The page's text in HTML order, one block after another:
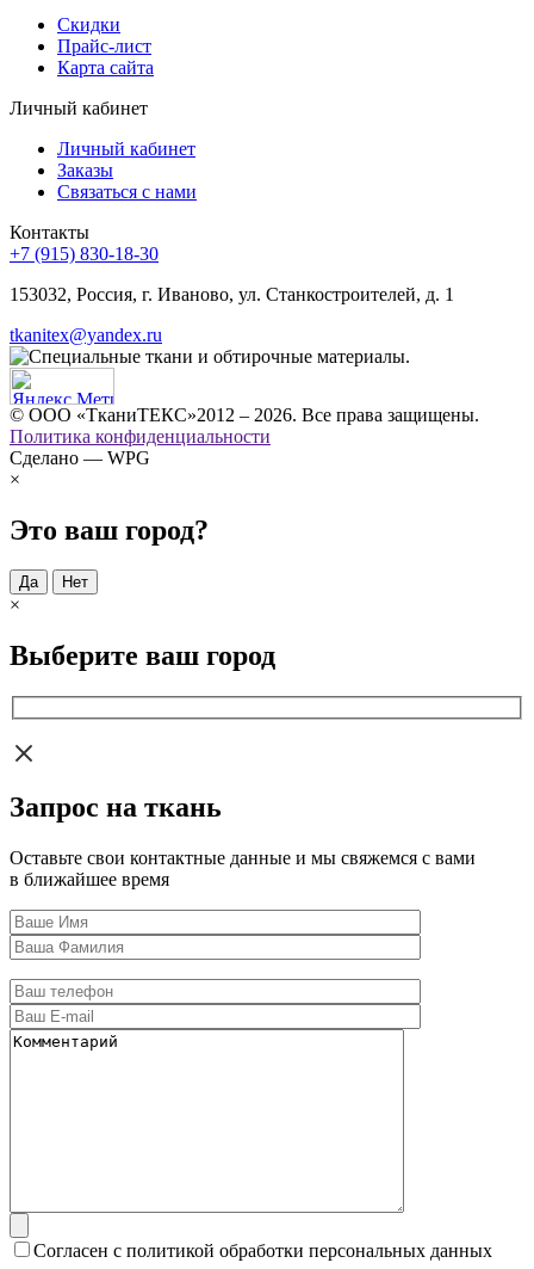
Скидки
Прайс-лист
Карта сайта
Личный кабинет
Личный кабинет
Заказы
Связаться с нами
Контакты
+7 (915) 830-18-30
153032, Россия, г. Иваново, ул. Станкостроителей, д. 1
tkanitex@yandex.ru
© ООО «ТканиТЕКС»2012 – 2026. Все права защищены.
Политика конфиденциальности
Сделано — WPG
×
Это ваш город?
Да Нет
×
Выберите ваш город
Запрос на ткань
Оставьте свои контактные данные и мы свяжемся с вами
в ближайшее время
Согласен с политикой обработки персональных данных